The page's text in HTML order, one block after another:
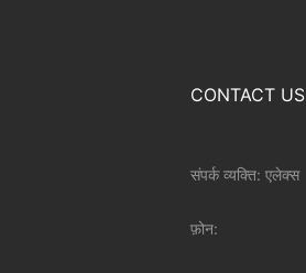
CONTACT US
संपर्क व्यक्ति: एलेक्स
फ़ोन: